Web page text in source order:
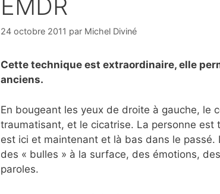
EMDR
24 octobre 2011 par Michel Diviné
Cette technique est extraordinaire, elle
anciens.
En bougeant les yeux de droite à gauche, le
traumatisant, et le cicatrise. La personne est
est ici et maintenant et là bas dans le passé.
des « bulles » à la surface, des émotions,
paroles.